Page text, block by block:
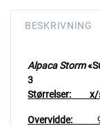
BESKRIVNING
Alpaca Storm
Størrelser: x/
Overvidde: